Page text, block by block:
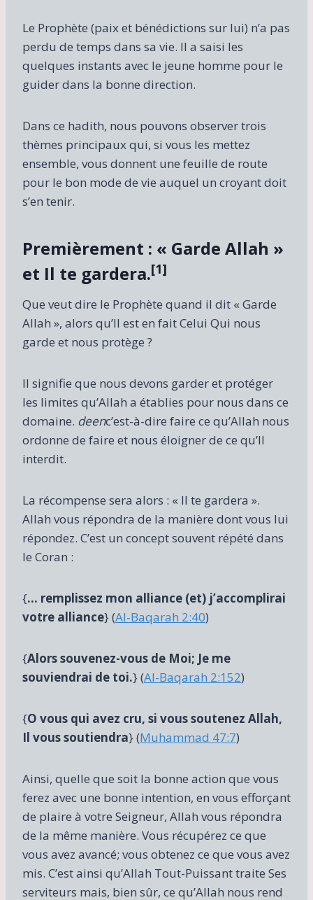
Le Prophète (paix et bénédictions sur lui) n’a pas
perdu de temps dans sa vie. Il a saisi les
quelques instants avec le jeune homme pour le
guider dans la bonne direction.
Dans ce hadith, nous pouvons observer trois
thèmes principaux qui, si vous les mettez
ensemble, vous donnent une feuille de route
pour le bon mode de vie auquel un croyant doit
s’en tenir.
Premièrement : « Garde Allah »
et Il te gardera.[1]
Que veut dire le Prophète quand il dit « Garde
Allah », alors qu’Il est en fait Celui Qui nous
garde et nous protège ?
Il signifie que nous devons garder et protéger
les limites qu’Allah a établies pour nous dans ce
domaine. deenc’est-à-dire faire ce qu’Allah nous
ordonne de faire et nous éloigner de ce qu’Il
interdit.
La récompense sera alors : « Il te gardera ».
Allah vous répondra de la manière dont vous lui
répondez. C’est un concept souvent répété dans
le Coran :
{… remplissez mon alliance (et) j’accomplirai
votre alliance} (Al-Baqarah 2:40)
{Alors souvenez-vous de Moi; Je me
souviendrai de toi.} (Al-Baqarah 2:152)
{O vous qui avez cru, si vous soutenez Allah,
Il vous soutiendra} (Muhammad 47:7)
Ainsi, quelle que soit la bonne action que vous
ferez avec une bonne intention, en vous efforçant
de plaire à votre Seigneur, Allah vous répondra
de la même manière. Vous récupérez ce que
vous avez avancé; vous obtenez ce que vous avez
mis. C’est ainsi qu’Allah Tout-Puissant traite Ses
serviteurs mais, bien sûr, ce qu’Allah nous rend